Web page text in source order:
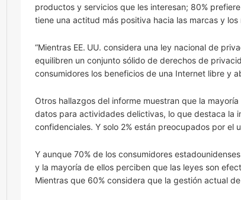
productos y servicios que les interesan; 80%
tiene una actitud más positiva hacia las marcas y
“Mientras EE. UU. considera una ley nacional de
equilibren un conjunto sólido de derechos de
consumidores los beneficios de una Internet libre y
Otros hallazgos del informe muestran que la
datos para actividades delictivas, lo que destaca la
confidenciales. Y solo 2% están preocupados por
Y aunque 70% de los consumidores
y la mayoría de ellos perciben que las leyes son
Mientras que 60% considera que la gestión actual